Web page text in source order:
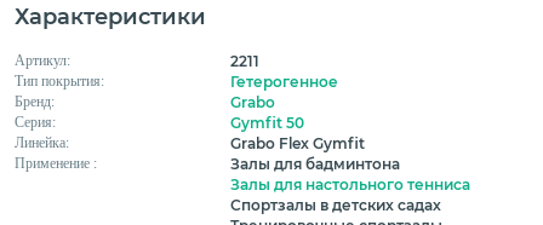
Характеристики
Артикул: 2211
Тип покрытия: Гетерогенное
Бренд: Grabo
Серия: Gymfit 50
Линейка: Grabo Flex Gymfit
Применение :
Залы для бадминтона
Залы для настольного тенниса
Спортзалы в детских садах